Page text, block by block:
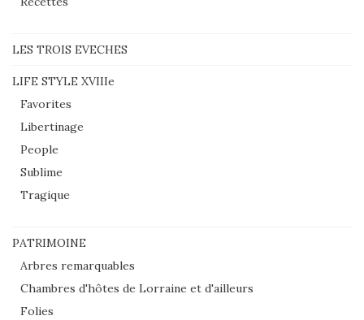
LES TROIS EVECHES
LIFE STYLE XVIIIe
Favorites
Libertinage
People
Sublime
Tragique
PATRIMOINE
Arbres remarquables
Chambres d'hôtes de Lorraine et d'ailleurs
Folies